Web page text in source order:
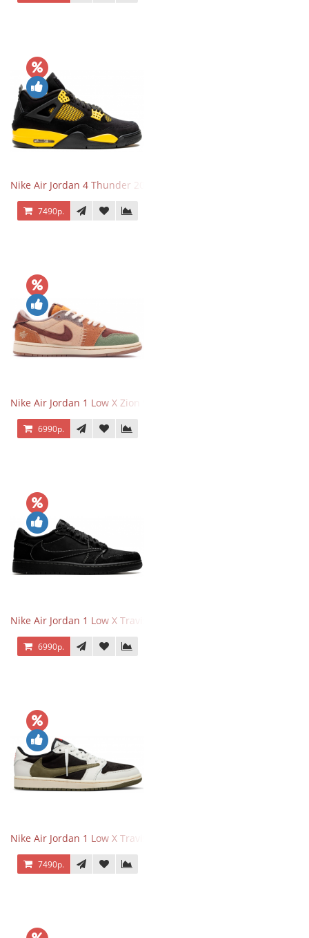
Nike Air Jordan 4 Thunder 2023
7490р.
Nike Air Jordan 1 Low X Zion Williamson Voodoo
6990р.
Nike Air Jordan 1 Low X Travis Scott Black Phantom
6990р.
Nike Air Jordan 1 Low X Travis Scott Olive
7490р.